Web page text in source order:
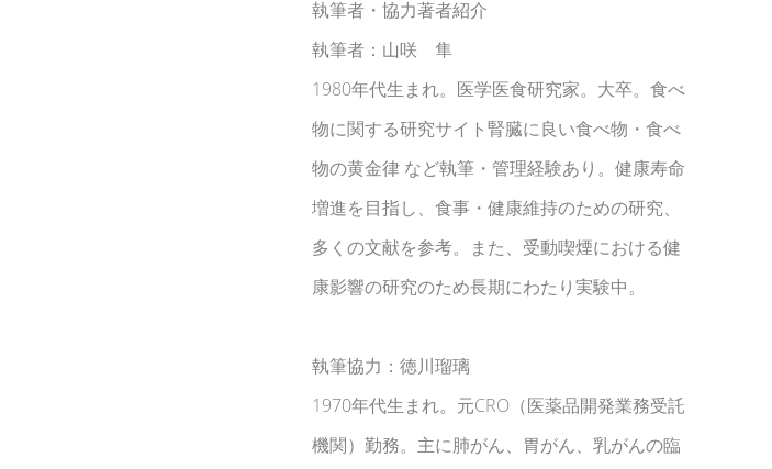
執筆者・協力著者紹介
執筆者：山咲 隼
1980年代生まれ。医学医食研究家。大卒。食べ
物に関する研究サイト腎臓に良い食べ物・食べ
物の黄金律 など執筆・管理経験あり。健康寿命
増進を目指し、食事・健康維持のための研究、
多くの文献を参考。また、受動喫煙における健
康影響の研究のため長期にわたり実験中。
執筆協力：徳川瑠璃
1970年代生まれ。元CRO（医薬品開発業務受託
機関）勤務。主に肺がん、胃がん、乳がんの臨